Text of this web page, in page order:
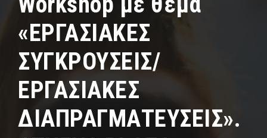
«ΕΡΓΑΣΙΑΚΕΣ
ΣΥΓΚΡΟΥΣΕΙΣ/
ΕΡΓΑΣΙΑΚΕΣ
ΔΙΑΠΡΑΓΜΑΤΕΥΣΕΙΣ».